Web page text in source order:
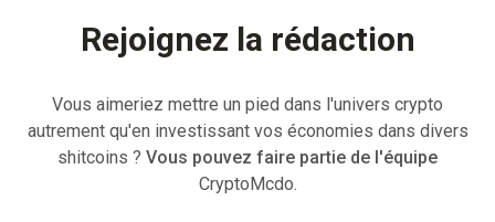
Rejoignez la rédaction
Vous aimeriez mettre un pied dans l'univers crypto
autrement qu'en investissant vos économies dans divers
shitcoins ? Vous pouvez faire partie de l'équipe
CryptoMcdo.